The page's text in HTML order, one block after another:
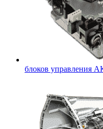
блоков управления